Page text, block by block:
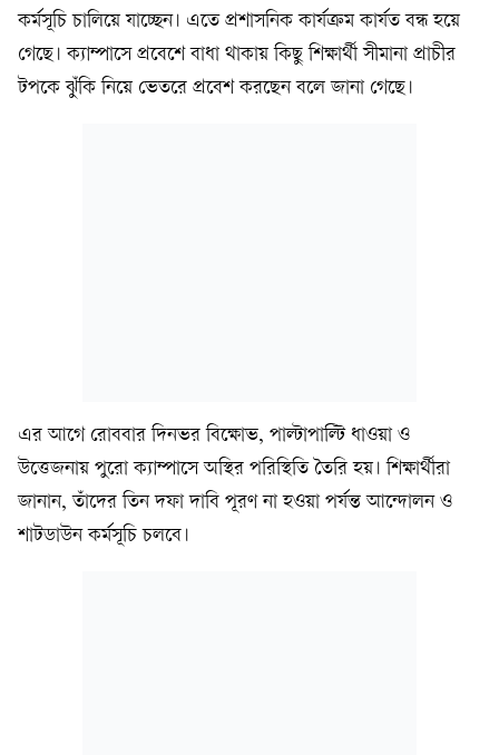
কর্মসূচি চালিয়ে যাচ্ছেন। এতে প্রশাসনিক কার্যক্রম কার্যত বন্ধ হয়ে
গেছে। ক্যাম্পাসে প্রবেশে বাধা থাকায় কিছু শিক্ষার্থী সীমানা প্রাচীর
টপকে ঝুঁকি নিয়ে ভেতরে প্রবেশ করছেন বলে জানা গেছে।
এর আগে রোববার দিনভর বিক্ষোভ, পাল্টাপাল্টি ধাওয়া ও
উত্তেজনায় পুরো ক্যাম্পাসে অস্থির পরিস্থিতি তৈরি হয়। শিক্ষার্থীরা
জানান, তাঁদের তিন দফা দাবি পূরণ না হওয়া পর্যন্ত আন্দোলন ও
শাটডাউন কর্মসূচি চলবে।